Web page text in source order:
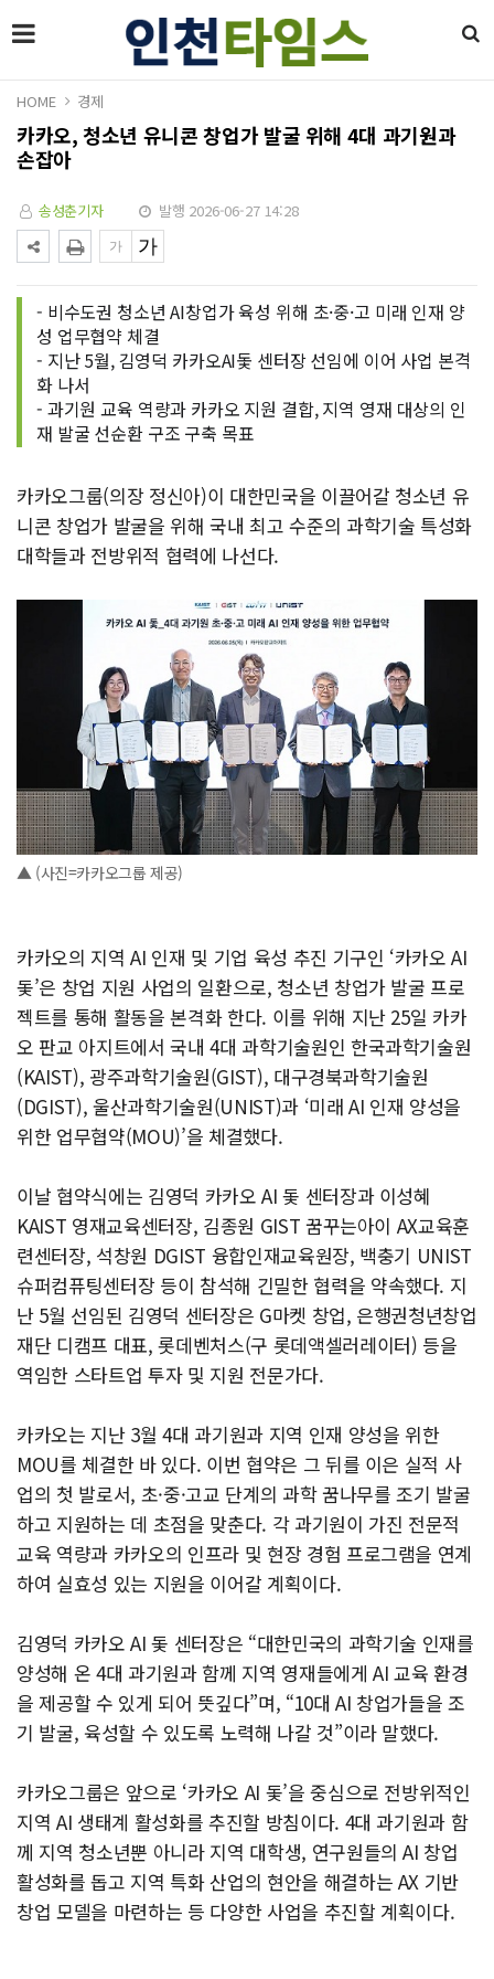
HOME 경제
카카오, 청소년 유니콘 창업가 발굴 위해 4대 과기원과
손잡아
송성춘기자 발행 2026-06-27 14:28
- 비수도권 청소년 AI창업가 육성 위해 초·중·고 미래 인재 양
성 업무협약 체결
- 지난 5월, 김영덕 카카오AI돛 센터장 선임에 이어 사업 본격
화 나서
- 과기원 교육 역량과 카카오 지원 결합, 지역 영재 대상의 인
재 발굴 선순환 구조 구축 목표
카카오그룹(의장 정신아)이 대한민국을 이끌어갈 청소년 유
니콘 창업가 발굴을 위해 국내 최고 수준의 과학기술 특성화
대학들과 전방위적 협력에 나선다.
▲ (사진=카카오그룹 제공)
카카오의 지역 AI 인재 및 기업 육성 추진 기구인 ‘카카오 AI
돛’은 창업 지원 사업의 일환으로, 청소년 창업가 발굴 프로
젝트를 통해 활동을 본격화 한다. 이를 위해 지난 25일 카카
오 판교 아지트에서 국내 4대 과학기술원인 한국과학기술원
(KAIST), 광주과학기술원(GIST), 대구경북과학기술원
(DGIST), 울산과학기술원(UNIST)과 ‘미래 AI 인재 양성을
위한 업무협약(MOU)’을 체결했다.
이날 협약식에는 김영덕 카카오 AI 돛 센터장과 이성혜
KAIST 영재교육센터장, 김종원 GIST 꿈꾸는아이 AX교육훈
련센터장, 석창원 DGIST 융합인재교육원장, 백충기 UNIST
슈퍼컴퓨팅센터장 등이 참석해 긴밀한 협력을 약속했다. 지
난 5월 선임된 김영덕 센터장은 G마켓 창업, 은행권청년창업
재단 디캠프 대표, 롯데벤처스(구 롯데액셀러레이터) 등을
역임한 스타트업 투자 및 지원 전문가다.
카카오는 지난 3월 4대 과기원과 지역 인재 양성을 위한
MOU를 체결한 바 있다. 이번 협약은 그 뒤를 이은 실적 사
업의 첫 발로서, 초·중·고교 단계의 과학 꿈나무를 조기 발굴
하고 지원하는 데 초점을 맞춘다. 각 과기원이 가진 전문적
교육 역량과 카카오의 인프라 및 현장 경험 프로그램을 연계
하여 실효성 있는 지원을 이어갈 계획이다.
김영덕 카카오 AI 돛 센터장은 “대한민국의 과학기술 인재를
양성해 온 4대 과기원과 함께 지역 영재들에게 AI 교육 환경
을 제공할 수 있게 되어 뜻깊다”며, “10대 AI 창업가들을 조
기 발굴, 육성할 수 있도록 노력해 나갈 것”이라 말했다.
카카오그룹은 앞으로 ‘카카오 AI 돛’을 중심으로 전방위적인
지역 AI 생태계 활성화를 추진할 방침이다. 4대 과기원과 함
께 지역 청소년뿐 아니라 지역 대학생, 연구원들의 AI 창업
활성화를 돕고 지역 특화 산업의 현안을 해결하는 AX 기반
창업 모델을 마련하는 등 다양한 사업을 추진할 계획이다.